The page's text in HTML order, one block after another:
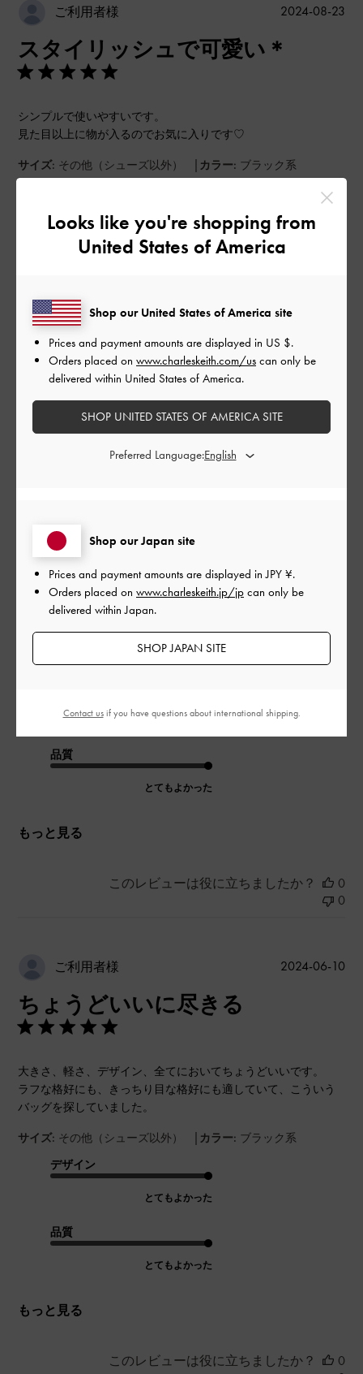
ご利用者様
スタイリッシュで可愛い＊
シンプルで使いやすいです。
見た目以上に物が入るのでお気に入りです♡
サイズ: その他（シューズ以外） | カラー: ブラック系
とてもよかった
もっと見る
公
2024-08-23
このレビューは役に立ちましたか？
フラットでオシャレなデザインと軽さが購入の決め手でした
が、想像以上に使い勝手が良かったです。小物類とスマホと日
傘、ミニサイズのペットボトルまで収まるので、夏の1日中のお
出かけにぴったりです。
サイズ:
とてもよかった
品質
とてもよかった
もっと見る
このレビューは役に立ちましたか？
0
0
ご利用者様
ちょうどいいに尽きる
大きさ、軽さ、デザイン、全てにおいてちょうどいいです。
ラフな格好にも、きっちり目な格好にも適していて、こういう
バッグを探していました。
サイズ: その他（シューズ以外） | カラー: ブラック系
デザイン
とてもよかった
品質
とてもよかった
もっと見る
公
2024-06-10
このレビューは役に立ちましたか？
0
Looks like you're shopping from
United States of America
Shop our Japan site
Prices and payment amounts are displayed inJPY ¥.
Orders placed on www.charleskeith.jp/jp can only be
delivered within Japan.
SHOP JAPAN SITE
Shop our United States of America site
Prices and payment amounts are displayed in US $.
Orders placed on www.charleskeith.com/us can only be
delivered within United States of America.
SHOP UNITED STATES OF AMERICA SITE
Preferred Language:
Contact usif you have questions about international shipping.